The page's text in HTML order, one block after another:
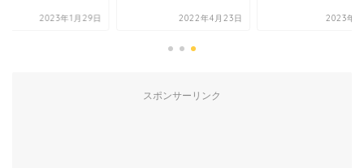
2023年1月29日 2022年4月23日 2023年4
スポンサーリンク